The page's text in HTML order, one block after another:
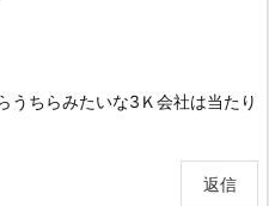
うちらみたいな3Ｋ会社は当たり
返信